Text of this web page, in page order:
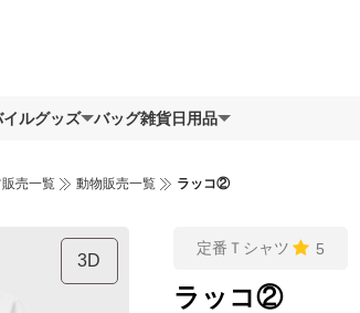
ルグッズ バッグ雑貨日用品
売一覧 動物販売一覧 ラッコ②
3D
定番Ｔシャツ 5
ラッコ②